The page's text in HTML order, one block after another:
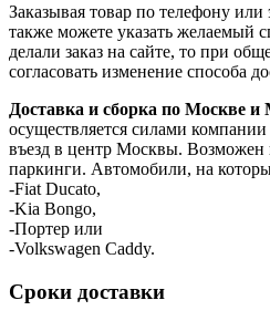
Заказывая товар по телефону
также можете указать желаемый
делали заказ на сайте, то при
согласовать изменение способа
Доставка и сборка по Москве и
осуществляется силами
въезд в центр Москвы. Возможен
паркинги. Автомобили, на
-Fiat Ducato,
-Kia Bongo,
-Портер или
-Volkswagen Caddy.
Сроки доставки